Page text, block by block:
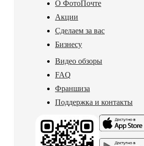
О ФотоПочте
Акции
Сделаем за вас
Бизнесу
Видео обзоры
FAQ
Франшиза
Поддержка и контакты